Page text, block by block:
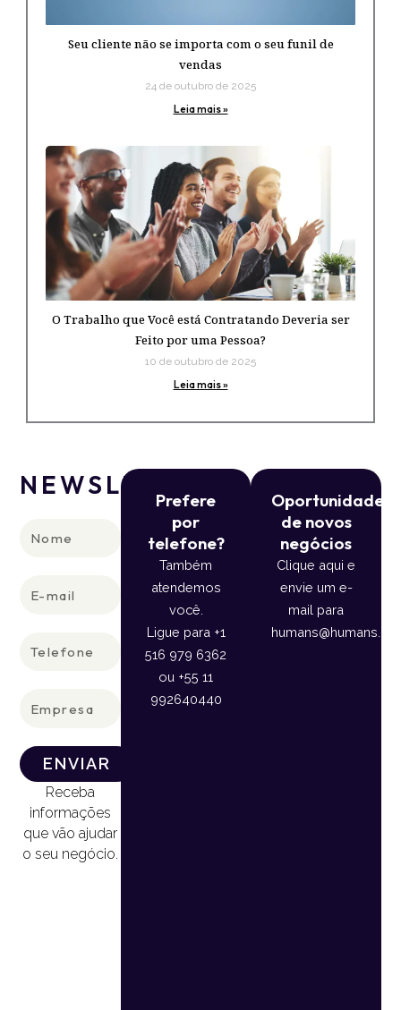
Seu cliente não se importa com o seu funil de
vendas
24 de outubro de 2025
Leia mais »
O Trabalho que Você está Contratando Deveria ser
Feito por uma Pessoa?
10 de outubro de 2025
Leia mais »
NEWSLETTER
mail
ENVIAR
Receba
informações
que vão ajudar
o seu negócio.
Prefere
por
telefone?
Também
atendemos
você.
Ligue para +1
516 979 6362
ou +55 11
992640440
Oportunidade
de novos
negócios
Clique aqui e
envie um e-
mail para